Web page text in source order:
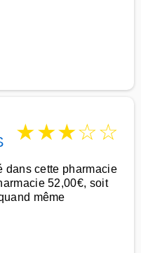
★★★☆☆
dans cette pharmacie
52,00€, soit
même